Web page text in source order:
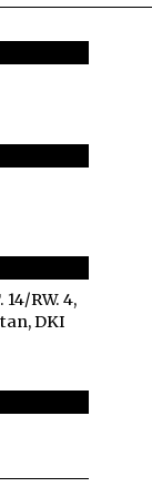
RW. 4,
DKI